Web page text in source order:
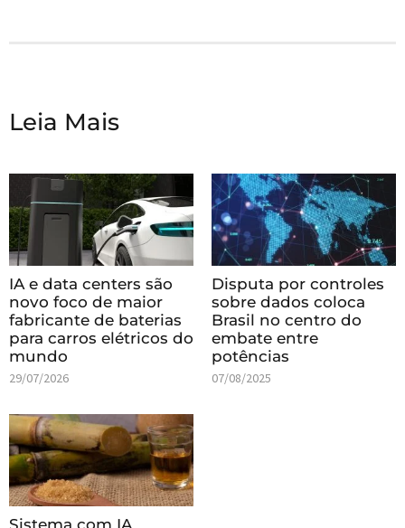
Leia Mais
IA e data centers são
novo foco de maior
fabricante de baterias
para carros elétricos do
mundo
29/07/2026
Disputa por controles
sobre dados coloca
Brasil no centro do
embate entre
potências
07/08/2025